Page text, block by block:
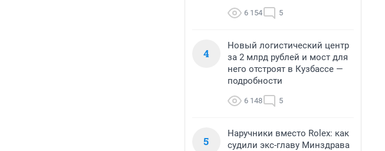
6 154 5
4
Новый логистический центр
за 2 млрд рублей и мост для
него отстроят в Кузбассе —
подробности
6 148 5
5
Наручники вместо Rolex: как
судили экс-главу Минздрава